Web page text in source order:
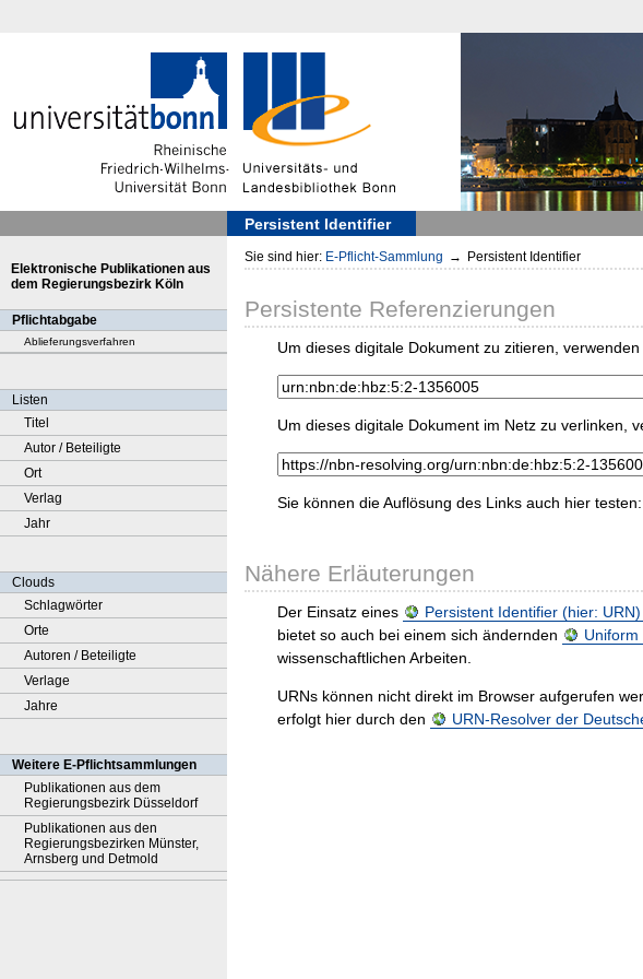
Persistent Identifier
Elektronische Publikationen aus
dem Regierungsbezirk Köln
Pflichtabgabe
Ablieferungsverfahren
Listen
Titel
Autor / Beteiligte
Ort
Verlag
Jahr
Clouds
Schlagwörter
Orte
Autoren / Beteiligte
Verlage
Jahre
Weitere E-Pflichtsammlungen
Publikationen aus dem
Regierungsbezirk Düsseldorf
Publikationen aus den
Regierungsbezirken Münster,
Arnsberg und Detmold
Sie sind hier: E-Pflicht-Sammlung → Persistent Identifier
Persistente Referenzierungen
Um dieses digitale Dokument zu zitieren,
Um dieses digitale Dokument im Netz zu verlinken,
Sie können die Auflösung des Links auch hier testen:
Nähere Erläuterungen
Der Einsatz eines Persistent Identifier (hier: URN)
bietet so auch bei einem sich ändernden
wissenschaftlichen Arbeiten.
URNs können nicht direkt im Browser aufgerufen
erfolgt hier durch den
URN-Resolver der